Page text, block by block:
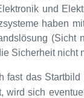
und
haben
(Sicht
Sicherheit nicht
fast das
wird sich